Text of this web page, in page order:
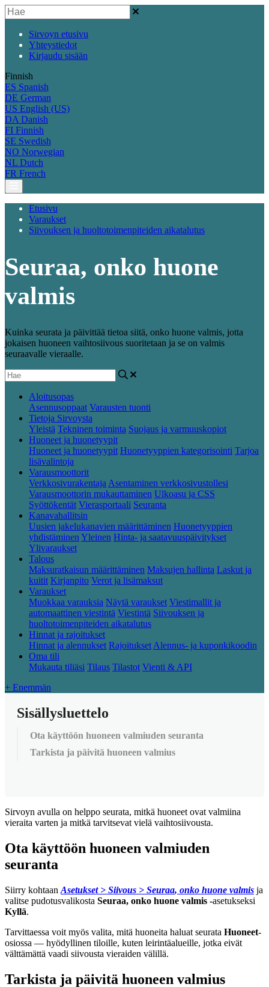
Sirvoyn etusivu
Yhteystiedot
Kirjaudu sisään
Finnish
ES Spanish
DE German
US English (US)
DA Danish
FI Finnish
SE Swedish
NO Norwegian
NL Dutch
FR French
Etusivu
Varaukset
Siivouksen ja huoltotoimenpiteiden aikatalutus
Seuraa, onko huone
valmis
Kuinka seurata ja päivittää tietoa siitä, onko huone valmis, jotta
jokaisen huoneen vaihtosiivous suoritetaan ja se on valmis
seuraavalle vieraalle.
Aloitusopas
Asennusoppaat Varausten tuonti
Tietoja Sirvoysta
Yleistä Tekninen toiminta Suojaus ja varmuuskopiot
Huoneet ja huonetyypit
Huoneet ja huonetyypit Huonetyyppien kategorisointi Tarjoa
lisävalintoja
Varausmoottorit
Verkkosivurakentaja Asentaminen verkkosivustollesi
Varausmoottorin mukauttaminen Ulkoasu ja CSS
Syöttökentät Vierasportaali Seuranta
Kanavahallitsin
Uusien jakelukanavien määrittäminen Huonetyyppien
yhdistäminen Yleinen Hinta- ja saatavuuspäivitykset
Ylivaraukset
Talous
Maksuratkaisun määrittäminen Maksujen hallinta Laskut ja
kuitit Kirjanpito Verot ja lisämaksut
Varaukset
Muokkaa varauksia Näytä varaukset Viestimallit ja
automaattinen viestintä Viestintä Siivouksen ja
huoltotoimenpiteiden aikatalutus
Hinnat ja rajoitukset
Hinnat ja alennukset Rajoitukset Alennus- ja kuponkikoodin
Oma tili
Mukauta tiliäsi Tilaus Tilastot Vienti & API
+ Enemmän
Sisällysluettelo
Ota käyttöön huoneen valmiuden seuranta
Tarkista ja päivitä huoneen valmius
Sirvoyn avulla on helppo seurata, mitkä huoneet ovat valmiina
vieraita varten ja mitkä tarvitsevat vielä vaihtosiivousta.
Ota käyttöön huoneen valmiuden
seuranta
Siirry kohtaan Asetukset > Siivous > Seuraa, onko huone valmis ja
valitse pudotusvalikosta Seuraa, onko huone valmis -asetukseksi
Kyllä.
Tarvittaessa voit myös valita, mitä huoneita haluat seurata Huoneet-
osiossa — hyödyllinen tiloille, kuten leirintäalueille, jotka eivät
välttämättä vaadi siivousta vieraiden välillä.
Tarkista ja päivitä huoneen valmius